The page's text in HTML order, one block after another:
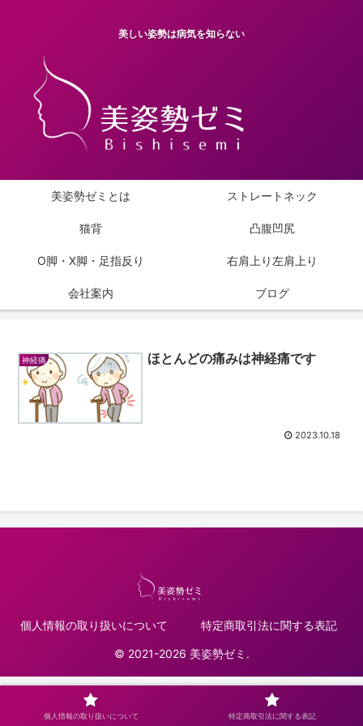
美しい姿勢は病気を知らない
美姿勢ゼミとは ストレートネック
猫背 凸腹凹尻
O脚・X脚・足指反り 右肩上り左肩上り
会社案内 ブログ
神経痛 ほとんどの痛みは神経痛です
2023.10.18
個人情報の取り扱いについて 特定商取引法に関する表記
© 2021-2026 美姿勢ゼミ.
個人情報の取り扱いについて 特定商取引法に関する表記